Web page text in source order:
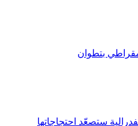
بتطوان
ستصعّد احتجاجاتها